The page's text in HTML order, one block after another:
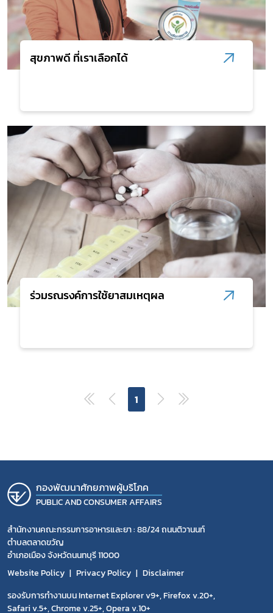
สุขภาพดี ที่เราเลือกได้
ร่วมรณรงค์การใช้ยาสมเหตุผล
1
กองพัฒนาศักยภาพผู้บริโภค
PUBLIC AND CONSUMER AFFAIRS
สำนักงานคณะกรรมการอาหารและยา : 88/24 ถนนติวานนท์
ตำบลตลาดขวัญ
อำเภอเมือง จังหวัดนนทบุรี 11000
Website Policy
Privacy Policy
Disclaimer
รองรับการทำงานบน Internet Explorer v9+, Firefox v.20+,
Safari v.5+, Chrome v.25+, Opera v.10+